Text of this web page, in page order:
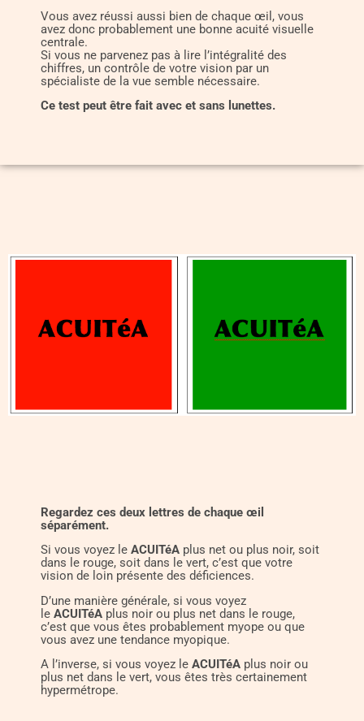
Vous avez réussi aussi bien de chaque œil, vous
avez donc probablement une bonne acuité visuelle
centrale.
Si vous ne parvenez pas à lire l’intégralité des
chiffres, un contrôle de votre vision par un
spécialiste de la vue semble nécessaire.
Ce test peut être fait avec et sans lunettes.
Regardez ces deux lettres de chaque œil
séparément.
Si vous voyez le ACUITéA plus net ou plus noir, soit
dans le rouge, soit dans le vert, c’est que votre
vision de loin présente des déficiences.
D’une manière générale, si vous voyez
le ACUITéA plus noir ou plus net dans le rouge,
c’est que vous êtes probablement myope ou que
vous avez une tendance myopique.
A l’inverse, si vous voyez le ACUITéA plus noir ou
plus net dans le vert, vous êtes très certainement
hypermétrope.